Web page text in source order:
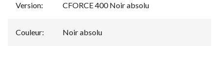
Version: CFORCE 400 Noir absolu
Couleur: Noir absolu